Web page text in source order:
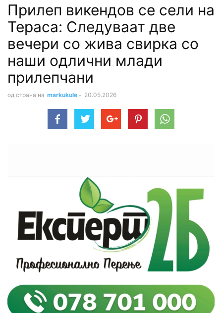
Прилеп викендов се сели на
Тераса: Следуваат две
вечери со жива свирка со
наши одлични млади
прилепчани
од страна на markukule - 20.05.2026